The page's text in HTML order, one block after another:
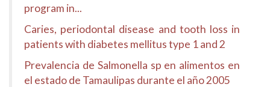
program in...
Caries, periodontal disease and tooth loss in
patients with diabetes mellitus type 1 and 2
Prevalencia de Salmonella sp en alimentos en
el estado de Tamaulipas durante el año 2005